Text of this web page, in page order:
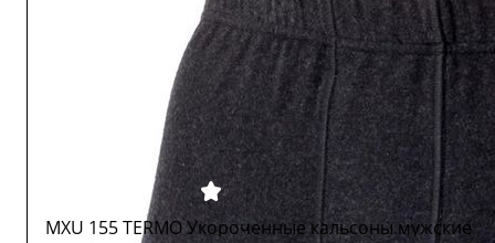
MXU 155 TERMO Укороченные кальсоны мужские